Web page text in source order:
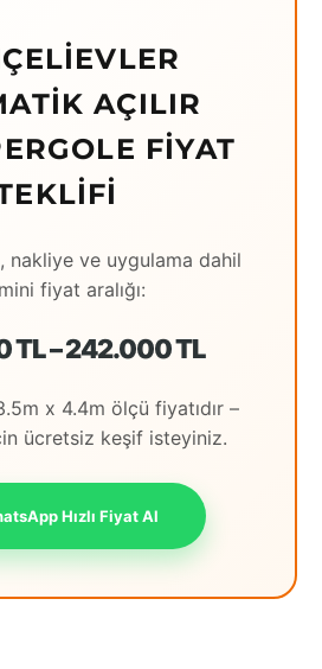
AÇILIR
FIYAT
nakliye ve uygulama dahil
fiyat aralığı:
TL – 242.000 TL
x 4.4m ölçü fiyatıdır –
ücretsiz keşif isteyiniz.
Hızlı Fiyat Al